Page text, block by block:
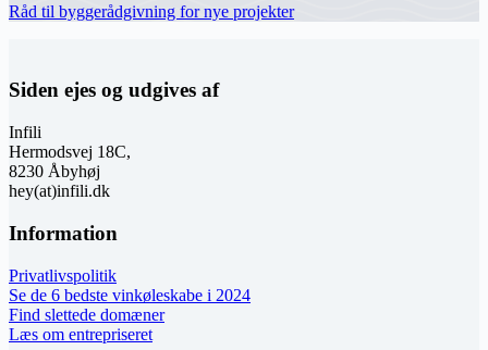
Råd til byggerådgivning for nye projekter
Siden ejes og udgives af
Infili
Hermodsvej 18C,
8230 Åbyhøj
hey(at)infili.dk
Information
Privatlivspolitik
Se de 6 bedste vinkøleskabe i 2024
Find slettede domæner
Læs om entrepriseret